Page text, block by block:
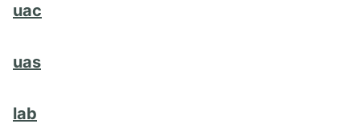
uac
uas
lab